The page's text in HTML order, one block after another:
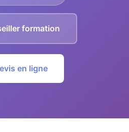
formation
en ligne